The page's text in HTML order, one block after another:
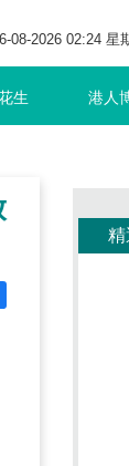
08-2026 02:24 星
生 港人
精